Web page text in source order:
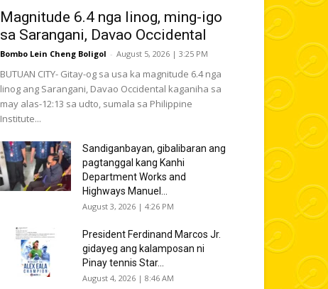
Magnitude 6.4 nga linog, ming-igo
sa Sarangani, Davao Occidental
Bombo Lein Cheng Boligol - August 5, 2026 | 3:25 PM
BUTUAN CITY- Gitay-og sa usa ka magnitude 6.4 nga
linog ang Sarangani, Davao Occidental kaganiha sa
may alas-12:13 sa udto, sumala sa Philippine
Institute...
Sandiganbayan, gibalibaran ang
pagtanggal kang Kanhi
Department Works and
Highways Manuel...
August 3, 2026 | 4:26 PM
President Ferdinand Marcos Jr.
gidayeg ang kalamposan ni
Pinay tennis Star...
August 4, 2026 | 8:46 AM